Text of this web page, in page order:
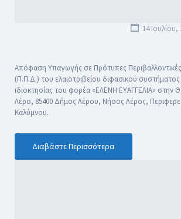
14 Ιουλίου,
Απόφαση Υπαγωγής σε Πρότυπες
(Π.Π.Δ.) του ελαιοτριβείου διφασικού
ιδιοκτησίας του φορέα «ΕΛΕΝΗ ΕΥΑΓΓΕΛΙΑ» στην
Λέρο, 85400 Δήμος Λέρου, Νήσος Λέρος,
Καλύμνου.
Διαβάστε Περισσότερα